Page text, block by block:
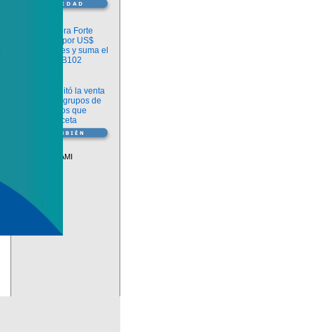
argenx compra Forte
Biosciences por US$
2.200 millones y suma el
anticuerpo FB102
ANMAT habilitó la venta
libre de diez grupos de
medicamentos que
requerían receta
Descuentos PAMI